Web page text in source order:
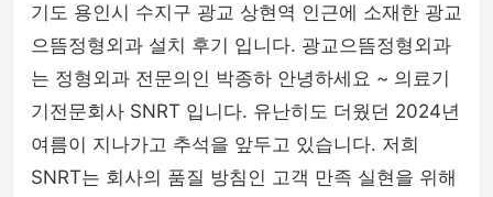
기도 용인시 수지구 광교 상현역 인근에 소재한 광교
으뜸정형외과 설치 후기 입니다. 광교으뜸정형외과
는 정형외과 전문의인 박종하 안녕하세요 ~ 의료기
기전문회사 SNRT 입니다. 유난히도 더웠던 2024년
여름이 지나가고 추석을 앞두고 있습니다. 저희
SNRT는 회사의 품질 방침인 고객 만족 실현을 위해